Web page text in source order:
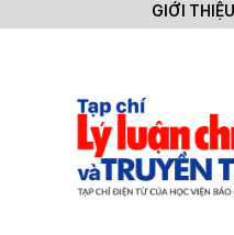
GIỚI THIỆU